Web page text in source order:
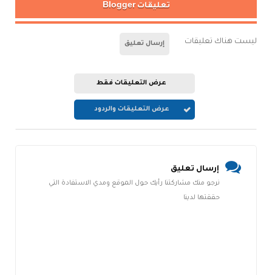
تعليقات Blogger
ليست هناك تعليقات إرسال تعليق
عرض التعليقات فقط
عرض التعليقات والردود
إرسال تعليق
نرجو منك مشاركتنا رأيك حول الموقع ومدي الاستفادة التي
حققتها لدينا